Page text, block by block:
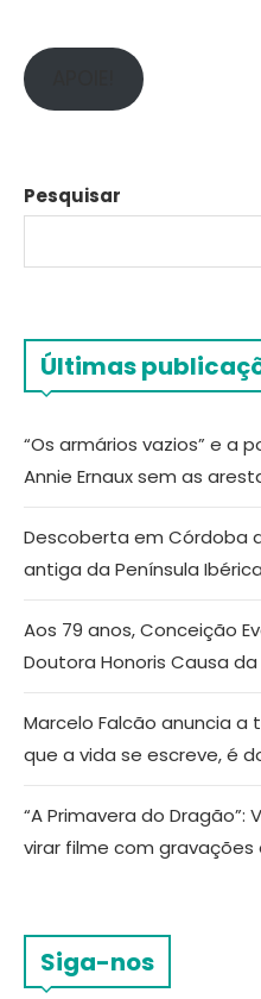
Pesquisar
Últimas
“Os armários vazios” e a
Annie Ernaux sem as
Descoberta em Córdoba
antiga da Península Ibérica
Aos 79 anos, Conceição
Doutora Honoris Causa da
Marcelo Falcão anuncia a
que a vida se escreve, é
“A Primavera do Dragão”:
virar filme com gravações
Siga-nos